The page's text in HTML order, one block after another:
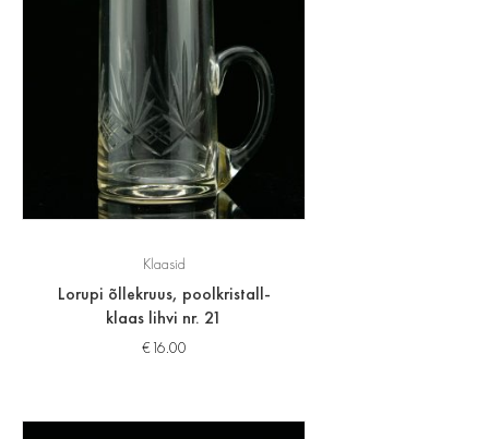
Klaasid
Lorupi õllekruus, poolkristall-
klaas lihvi nr. 21
€16.00